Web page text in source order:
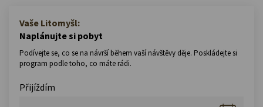
Vaše Litomyšl:
Naplánujte si pobyt
Podívejte se, co se na návrší během vaší návštěvy děje. Poskládejte si
program podle toho, co máte rádi.
Přijíždím